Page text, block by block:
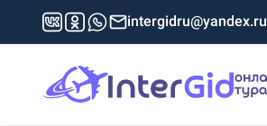
intergidru@yandex.ru